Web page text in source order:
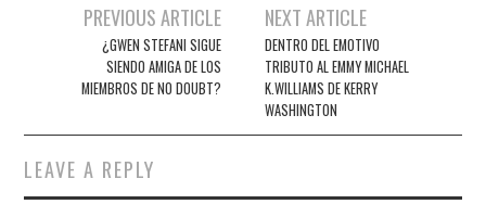
navigation
PREVIOUS ARTICLE
¿GWEN STEFANI SIGUE
SIENDO AMIGA DE LOS
MIEMBROS DE NO DOUBT?
NEXT ARTICLE
DENTRO DEL EMOTIVO
TRIBUTO AL EMMY MICHAEL
K.WILLIAMS DE KERRY
WASHINGTON
LEAVE A REPLY